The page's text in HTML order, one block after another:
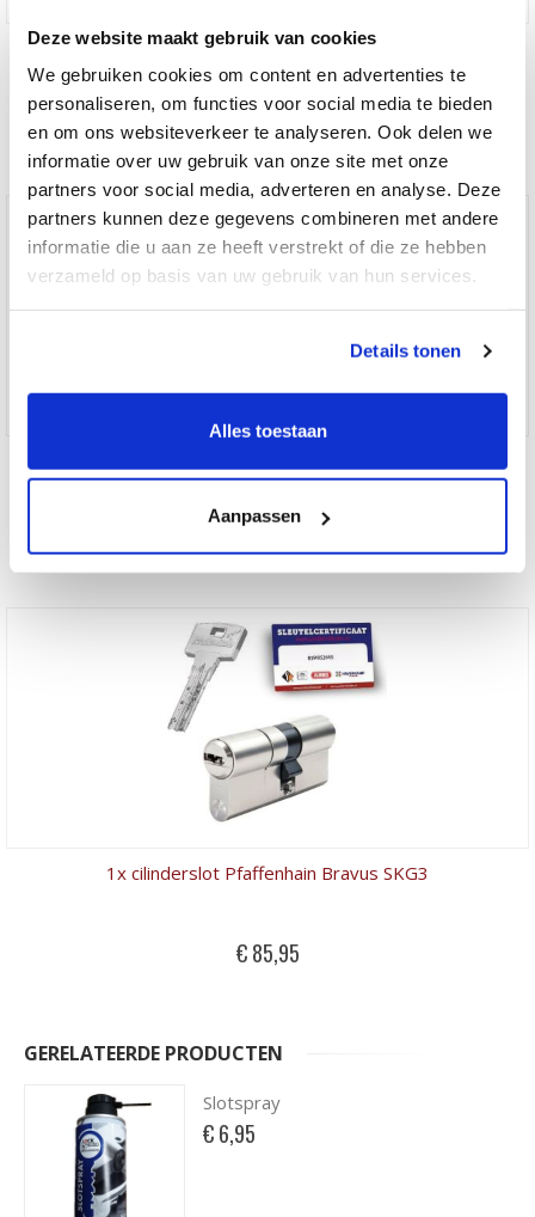
Deze website maakt gebruik van cookies
We gebruiken cookies om content en advertenties te
personaliseren, om functies voor social media te bieden
en om ons websiteverkeer te analyseren. Ook delen we
informatie over uw gebruik van onze site met onze
partners voor social media, adverteren en analyse. Deze
partners kunnen deze gegevens combineren met andere
informatie die u aan ze heeft verstrekt of die ze hebben
verzameld op basis van uw gebruik van hun services.
Details tonen
Alles toestaan
Aanpassen
1x Cilinderslot Pfaffenhain EA SKG3
€ 37,50
1x cilinderslot Pfaffenhain Bravus SKG3
€ 85,95
GERELATEERDE PRODUCTEN
Slotspray
€ 6,95